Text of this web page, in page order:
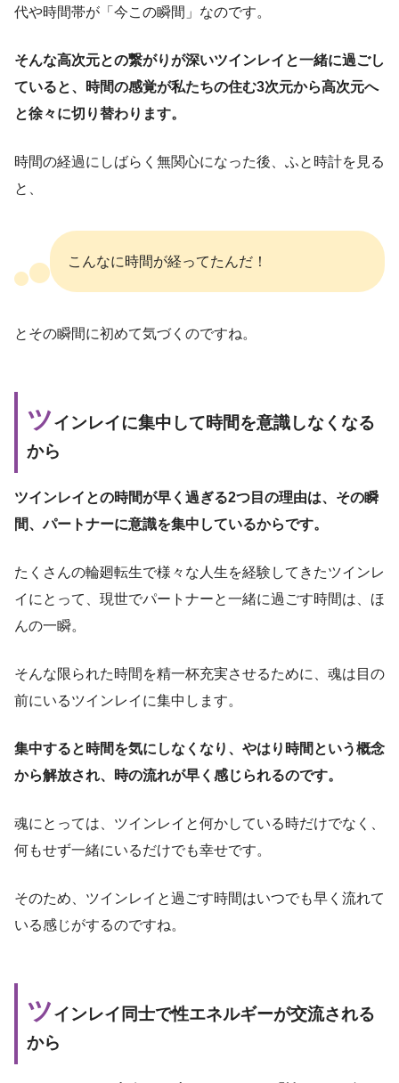
代や時間帯が「今この瞬間」なのです。
そんな高次元との繋がりが深いツインレイと一緒に過ごし
ていると、時間の感覚が私たちの住む3次元から高次元へ
と徐々に切り替わります。
時間の経過にしばらく無関心になった後、ふと時計を見る
と、
こんなに時間が経ってたんだ！
とその瞬間に初めて気づくのですね。
ツインレイに集中して時間を意識しなくなる
から
ツインレイとの時間が早く過ぎる2つ目の理由は、その瞬
間、パートナーに意識を集中しているからです。
たくさんの輪廻転生で様々な人生を経験してきたツインレ
イにとって、現世でパートナーと一緒に過ごす時間は、ほ
んの一瞬。
そんな限られた時間を精一杯充実させるために、魂は目の
前にいるツインレイに集中します。
集中すると時間を気にしなくなり、やはり時間という概念
から解放され、時の流れが早く感じられるのです。
魂にとっては、ツインレイと何かしている時だけでなく、
何もせず一緒にいるだけでも幸せです。
そのため、ツインレイと過ごす時間はいつでも早く流れて
いる感じがするのですね。
ツインレイ同士で性エネルギーが交流される
から